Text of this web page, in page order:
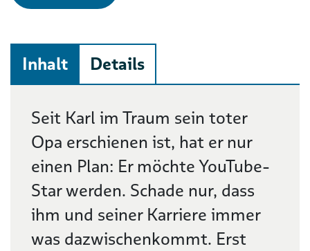
Inhalt Details
Beschreibung
Seit Karl im Traum sein toter
Opa erschienen ist, hat er nur
einen Plan: Er möchte YouTube-
Star werden. Schade nur, dass
ihm und seiner Karriere immer
was dazwischenkommt. Erst